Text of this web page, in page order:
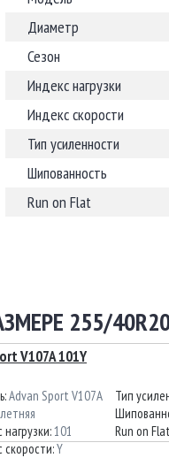
Диаметр
Сезон
Индекс нагрузки
Индекс скорости
Тип усиленности
Шипованность
Run on Flat
255/
V107A 101Y
Advan Sport V107A
летняя
101
скорости:Y
Тип
Run on